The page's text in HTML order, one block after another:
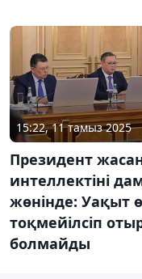
15:22, 11 тамыз 2025
Президент
интеллектіні
жөнінде: Уақыт
тоқмейілсіп
болмайды